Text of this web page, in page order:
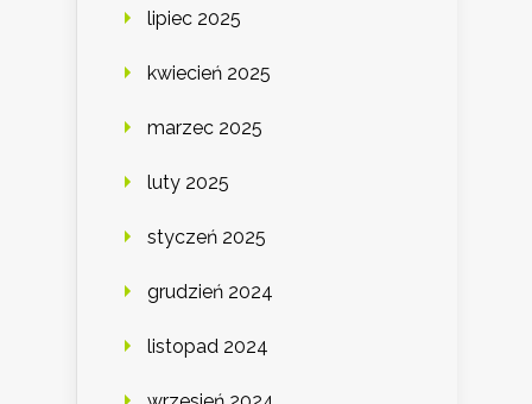
lipiec 2025
kwiecień 2025
marzec 2025
luty 2025
styczeń 2025
grudzień 2024
listopad 2024